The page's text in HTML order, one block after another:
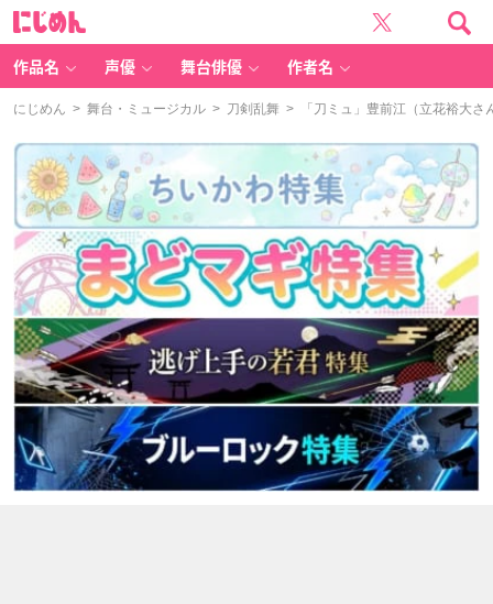
作品名 声優 舞台俳優 作者名
にじめん > 舞台・ミュージカル > 刀剣乱舞 > 「刀ミュ」豊前江（立花裕大さ